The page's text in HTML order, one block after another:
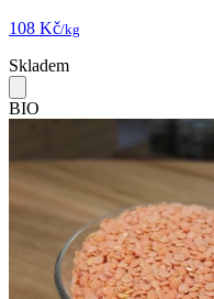
108 Kč/kg
Skladem
BIO